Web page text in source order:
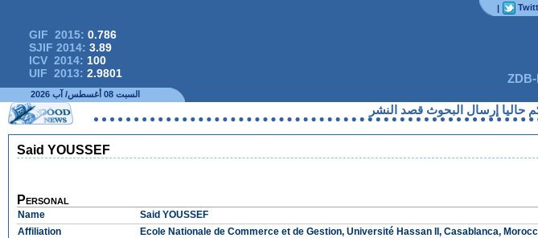
|
GIF 2015: 0.786
SJIF 2014: 3.89
ICV 2014: 100
UIF 2013: 2.9801
السبت 08 أغسطس/ آب 2026
حاليا إرسال البحوث قصد النشر
Said YOUSSEF
Personal
Name
Said YOUSSEF
Affiliation
Ecole Nationale de Commerce et de Gestion, Université Hassan II, Casablanca,